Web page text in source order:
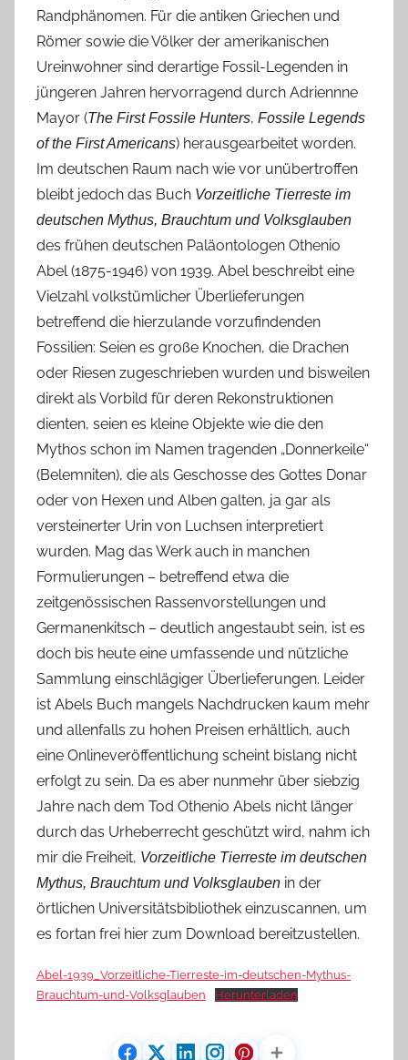
Randphänomen. Für die antiken Griechen und
Römer sowie die Völker der amerikanischen
Ureinwohner sind derartige Fossil-Legenden in
jüngeren Jahren hervorragend durch Adriennne
Mayor (The First Fossile Hunters, Fossile Legends
of the First Americans) herausgearbeitet worden.
Im deutschen Raum nach wie vor unübertroffen
bleibt jedoch das Buch Vorzeitliche Tierreste im
deutschen Mythus, Brauchtum und Volksglauben
des frühen deutschen Paläontologen Othenio
Abel (1875-1946) von 1939. Abel beschreibt eine
Vielzahl volkstümlicher Überlieferungen
betreffend die hierzulande vorzufindenden
Fossilien: Seien es große Knochen, die Drachen
oder Riesen zugeschrieben wurden und bisweilen
direkt als Vorbild für deren Rekonstruktionen
dienten, seien es kleine Objekte wie die den
Mythos schon im Namen tragenden „Donnerkeile“
(Belemniten), die als Geschosse des Gottes Donar
oder von Hexen und Alben galten, ja gar als
versteinerter Urin von Luchsen interpretiert
wurden. Mag das Werk auch in manchen
Formulierungen – betreffend etwa die
zeitgenössischen Rassenvorstellungen und
Germanenkitsch – deutlich angestaubt sein, ist es
doch bis heute eine umfassende und nützliche
Sammlung einschlägiger Überlieferungen. Leider
ist Abels Buch mangels Nachdrucken kaum mehr
und allenfalls zu hohen Preisen erhältlich, auch
eine Onlineveröffentlichung scheint bislang nicht
erfolgt zu sein. Da es aber nunmehr über siebzig
Jahre nach dem Tod Othenio Abels nicht länger
durch das Urheberrecht geschützt wird, nahm ich
mir die Freiheit, Vorzeitliche Tierreste im deutschen
Mythus, Brauchtum und Volksglauben in der
örtlichen Universitätsbibliothek einzuscannen, um
es fortan frei hier zum Download bereitzustellen.
Abel-1939_Vorzeitliche-Tierreste-im-deutschen-Mythus-
Brauchtum-und-Volksglauben
Herunterladen